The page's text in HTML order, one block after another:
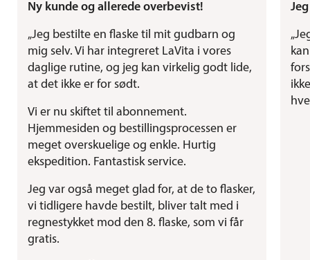
Ny kunde og allerede overbevist!
„Jeg bestilte en flaske til mit gudbarn og
mig selv. Vi har integreret LaVita i vores
daglige rutine, og jeg kan virkelig godt lide,
at det ikke er for sødt.
Vi er nu skiftet til abonnement.
Hjemmesiden og bestillingsprocessen er
meget overskuelige og enkle. Hurtig
ekspedition. Fantastisk service.
Jeg var også meget glad for, at de to flasker,
vi tidligere havde bestilt, bliver talt med i
regnestykket mod den 8. flaske, som vi får
gratis.